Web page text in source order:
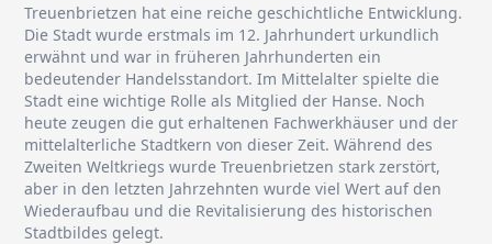
Treuenbrietzen hat eine reiche geschichtliche Entwicklung.
Die Stadt wurde erstmals im 12. Jahrhundert urkundlich
erwähnt und war in früheren Jahrhunderten ein
bedeutender Handelsstandort. Im Mittelalter spielte die
Stadt eine wichtige Rolle als Mitglied der Hanse. Noch
heute zeugen die gut erhaltenen Fachwerkhäuser und der
mittelalterliche Stadtkern von dieser Zeit. Während des
Zweiten Weltkriegs wurde Treuenbrietzen stark zerstört,
aber in den letzten Jahrzehnten wurde viel Wert auf den
Wiederaufbau und die Revitalisierung des historischen
Stadtbildes gelegt.